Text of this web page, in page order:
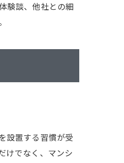
験談、他社との細
設置する習慣が受
けでなく、マンシ